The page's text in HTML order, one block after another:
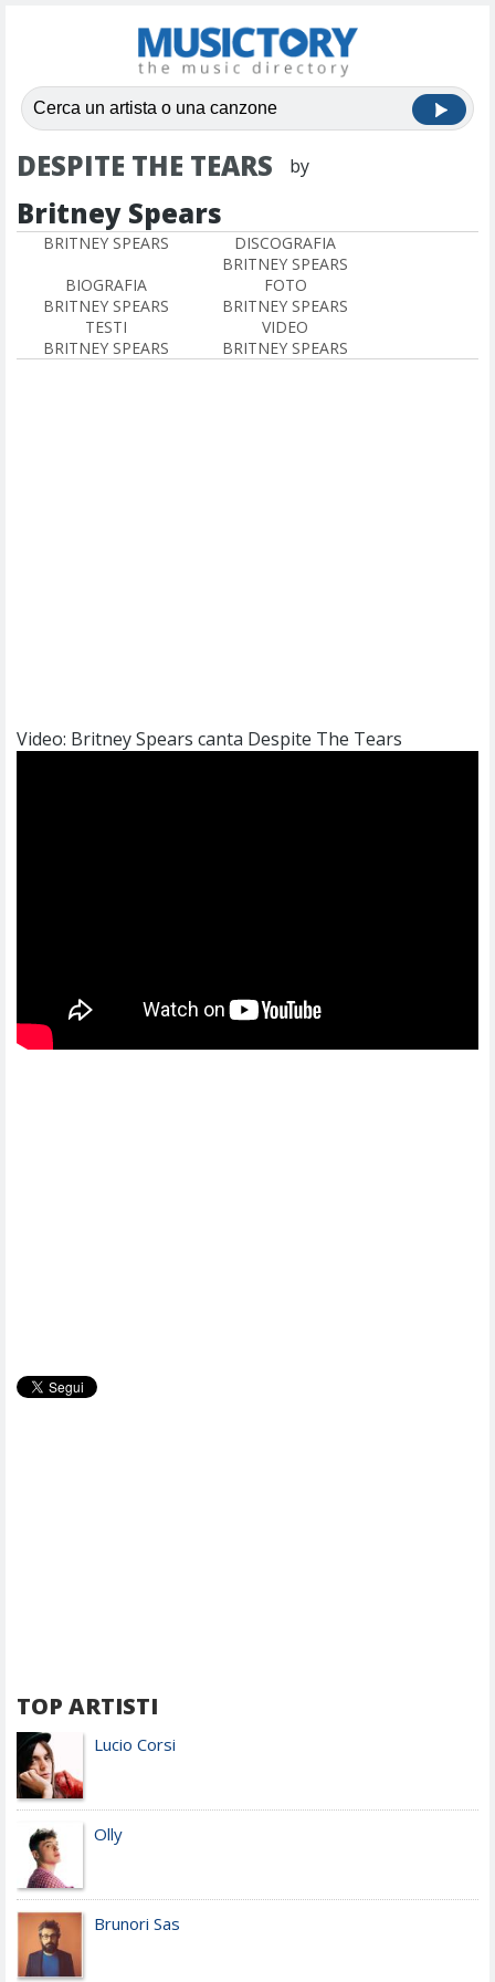
DESPITE THE TEARS by
Britney Spears
BRITNEY SPEARS
DISCOGRAFIA
BRITNEY SPEARS
BIOGRAFIA
BRITNEY SPEARS
FOTO
BRITNEY SPEARS
TESTI
BRITNEY SPEARS
VIDEO
BRITNEY SPEARS
Video: Britney Spears canta Despite The Tears
TOP ARTISTI
Lucio Corsi
Olly
Brunori Sas